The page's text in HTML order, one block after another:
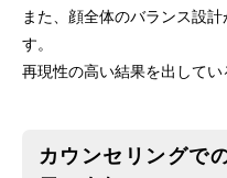
また、顔全体のバランス設
す。
再現性の高い結果を出してい
カウンセリングで